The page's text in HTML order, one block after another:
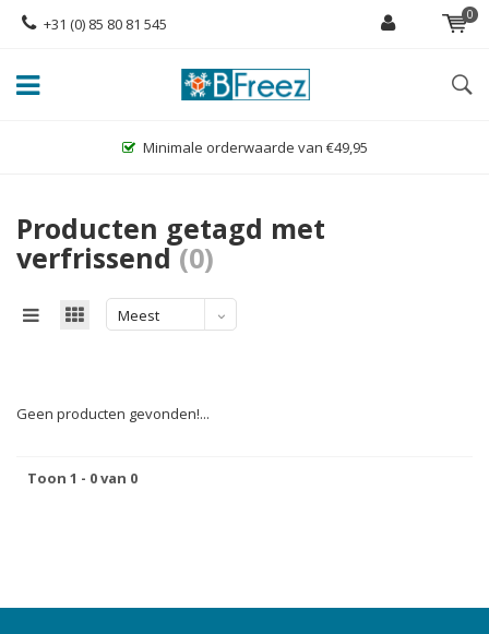
+31 (0) 85 80 81 545 0
Minimale orderwaarde van €49,95
Producten getagd met
verfrissend(0)
Meest
Geen producten gevonden!...
Toon 1 - 0 van 0